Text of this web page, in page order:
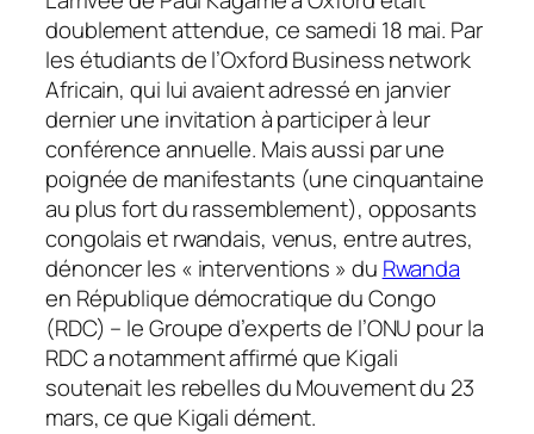
doublement attendue, ce samedi 18 mai. Par
les étudiants de l’Oxford Business network
Africain, qui lui avaient adressé en janvier
dernier une invitation à participer à leur
conférence annuelle. Mais aussi par une
poignée de manifestants (une cinquantaine
au plus fort du rassemblement), opposants
congolais et rwandais, venus, entre autres,
dénoncer les « interventions » du Rwanda
en République démocratique du Congo
(RDC) – le Groupe d’experts de l’ONU pour la
RDC a notamment affirmé que Kigali
soutenait les rebelles du Mouvement du 23
mars, ce que Kigali dément.